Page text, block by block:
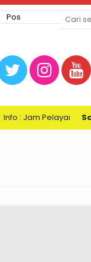
PELAYANAN
: Jam Pelayanan